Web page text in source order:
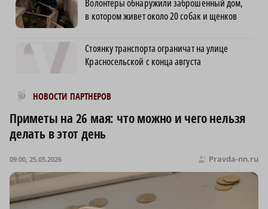
Волонтеры обнаружили заброшенный дом,
в котором живет около 20 собак и щенков
Стоянку транспорта ограничат на улице
Красносельской с конца августа
НОВОСТИ ПАРТНЕРОВ
Новости МирТесен
Приметы на 26 мая: что можно и чего нельзя
делать в этот день
Pravda-nn.ru
09:00, 25.05.2026